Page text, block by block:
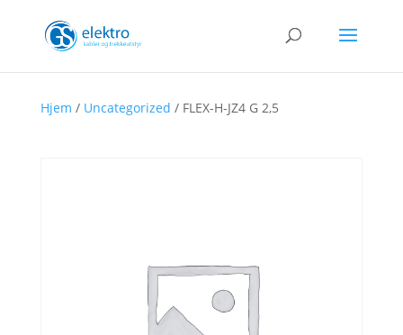
Hjem / Uncategorized / FLEX-H-JZ4 G 2,5